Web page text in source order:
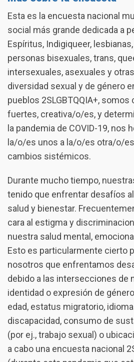
Esta es la encuesta nacional
social más grande dedicada a
Espíritus, Indigiqueer,
personas bisexuales, trans,
intersexuales, asexuales y
diversidad sexual y de género
pueblos 2SLGBTQQIA+,
fuertes, creativa/o/es, y
la pandemia de COVID-19, nos
la/o/es unos a la/o/es otra/o/
cambios sistémicos.
Durante mucho tiempo,
tenido que enfrentar desafíos
salud y bienestar.
cara al estigma y
nuestra salud mental,
Esto es particularmente cierto
nosotros que enfrentamos
debido a las intersecciones de
identidad o expresión de
edad, estatus migratorio,
discapacidad, consumo de
(por ej., trabajo sexual) o
a cabo una encuesta nacional